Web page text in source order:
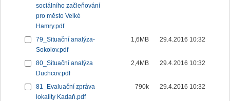
sociálního začleňování
pro město Velké
Hamry.pdf
79_Situační analýza-
Sokolov.pdf
1,6MB 29.4.2016 10:32
80_Situační analýza
Duchcov.pdf
2,4MB 29.4.2016 10:32
81_Evaluační zpráva
lokality Kadaň.pdf
790k 29.4.2016 10:32